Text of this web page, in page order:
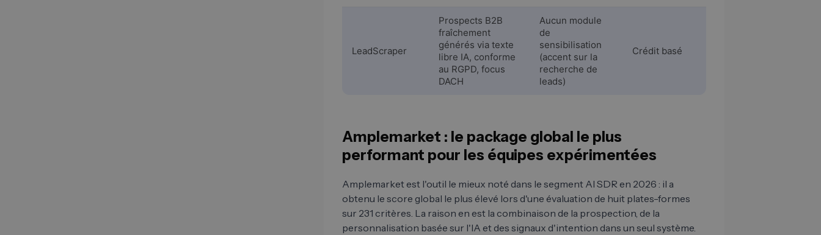
LeadScraper
Prospects B2B
fraîchement
générés via texte
libre IA, conforme
au RGPD, focus
DACH
Aucun module
de
sensibilisation
(accent sur la
recherche de
leads)
Crédit basé
Amplemarket : le package global le plus
performant pour les équipes expérimentées
Amplemarket est l'outil le mieux noté dans le segment AI SDR en 2026 : il a
obtenu le score global le plus élevé lors d'une évaluation de huit plates-formes
sur 231 critères. La raison en est la combinaison de la prospection, de la
personnalisation basée sur l'IA et des signaux d'intention dans un seul système.